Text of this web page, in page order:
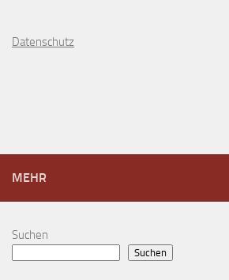
Datenschutz
MEHR
Suchen
Suchen